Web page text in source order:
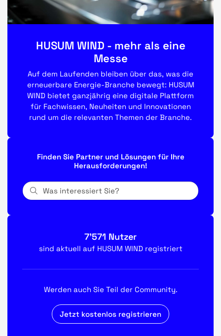
HUSUM WIND - mehr als eine
Messe
Auf dem Laufenden bleiben über das, was die
erneuerbare Energie-Branche bewegt: HUSUM
WIND bietet ganzjährig eine digitale Plattform
für Fachwissen, Neuheiten und Innovationen
rund um die relevanten Themen der Branche.
Finden Sie Partner und Lösungen für Ihre
Herausforderungen!
7'571 Nutzer
sind aktuell auf HUSUM WIND registriert
Werden auch Sie Teil der Community.
Jetzt kostenlos registrieren